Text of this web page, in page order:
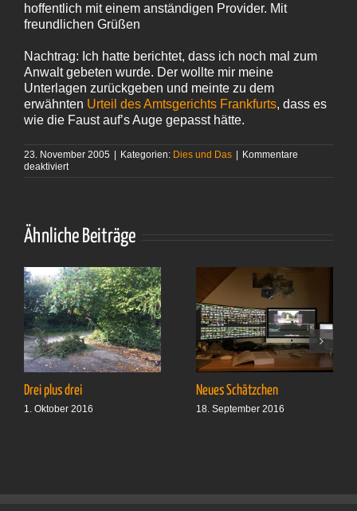
hoffentlich mit einem anständigen Provider. Mit
freundlichen Grüßen
Nachtrag: Ich hatte berichtet, dass ich noch mal zum
Anwalt gebeten wurde. Der wollte mir meine
Unterlagen zurückgeben und meinte zu dem
erwähnten Urteil des Amtsgerichts Frankfurts, dass es
wie die Faust auf’s Auge gepasst hätte.
23. November 2005 | Kategorien: Dies und Das | Kommentare
deaktiviertfür
Ähnliche Beiträge
Drei plus drei
1. Oktober 2016
Neues Schätzchen
18. September 2016